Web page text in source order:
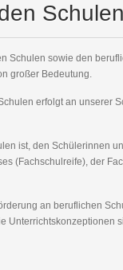
Schulen sowie den
großer Bedeutung.
erfolgt an unserer
ist, den Schülerinnen
(Fachschulreife), der
an beruflichen